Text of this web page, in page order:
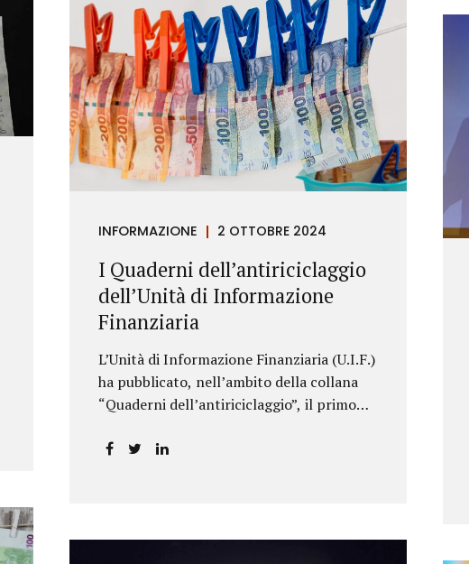
INFORMAZIONE 2 OTTOBRE 2024
I Quaderni dell’antiriciclaggio
dell’Unità di Informazione
Finanziaria
L’Unità di Informazione Finanziaria (U.I.F.)
ha pubblicato, nell’ambito della collana
“Quaderni dell’antiriciclaggio”, il primo
Normativa, che illustra i principali
semestre 2024, con particolare